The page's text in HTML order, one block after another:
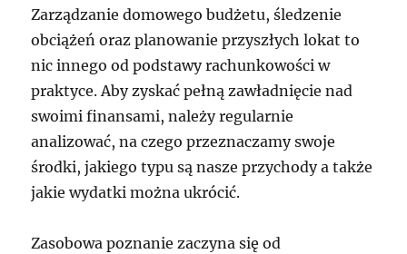
Zarządzanie domowego budżetu, śledzenie
obciążeń oraz planowanie przyszłych lokat to
nic innego od podstawy rachunkowości w
praktyce. Aby zyskać pełną zawładnięcie nad
swoimi finansami, należy regularnie
analizować, na czego przeznaczamy swoje
środki, jakiego typu są nasze przychody a także
jakie wydatki można ukrócić.
Zasobowa poznanie zaczyna się od